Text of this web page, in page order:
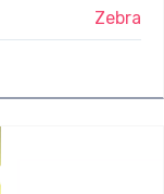
Zebra